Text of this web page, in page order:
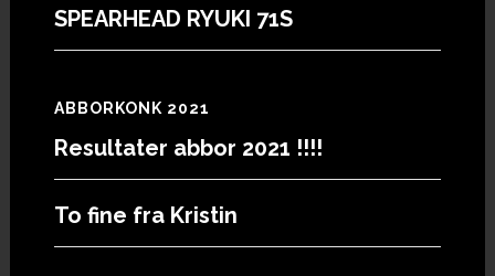
SPEARHEAD RYUKI 71S
ABBORKONK 2021
Resultater abbor 2021 !!!!
To fine fra Kristin